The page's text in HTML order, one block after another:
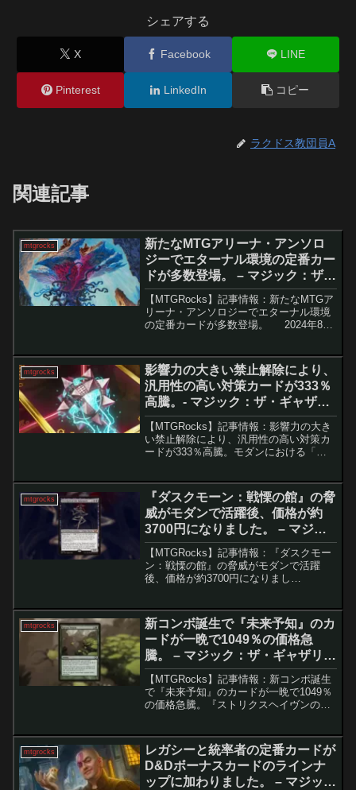
シェアする
X Facebook LINE
Pinterest LinkedIn コピー
ラクドス教団員A
関連記事
mtgrocks
新たなMTGアリーナ・アンソロ
ジーでエターナル環境の定番カー
ドが多数登場。 – マジック：ザ・
ギャザリング
【MTGRocks】記事情報：新たなMTGア
リーナ・アンソロジーでエターナル環境
の定番カードが多数登場。 2024年8月
Anthology 3」...
mtgrocks
影響力の大きい禁止解除により、
汎用性の高い対策カードが333％
高騰。- マジック：ザ・ギャザリ
ング
【MTGRocks】記事情報：影響力の大き
い禁止解除により、汎用性の高い対策カ
ードが333％高騰。モダンにおける「苛
告知によってモダン環境は大きな変貌を
遂げ、それに伴...
mtgrocks
『ダスクモーン：戦慄の館』の脅
威がモダンで活躍後、価格が約
3700円になりました。 – マジッ
ク：ザ・ギャザリング
【MTGRocks】記事情報：『ダスクモー
ン：戦慄の館』の脅威がモダンで活躍
後、価格が約3700円になりまし
のユニークな能力と広範な使用可能性に
より、発売から数か月...
mtgrocks
新コンボ誕生で『未来予知』のカ
ードが一晩で1049％の価格急
騰。 – マジック：ザ・ギャザリン
グ
【MTGRocks】記事情報：新コンボ誕生
で『未来予知』のカードが一晩で1049％
の価格急騰。『ストリクスヘイヴンの秘
イヴンの秘密』の公式プレビュー開始を
目前に控え、リ...
mtgrocks
レガシーと統率者の定番カードが
D&Dボーナスカードのラインナ
ップに加わりました。 – マジッ